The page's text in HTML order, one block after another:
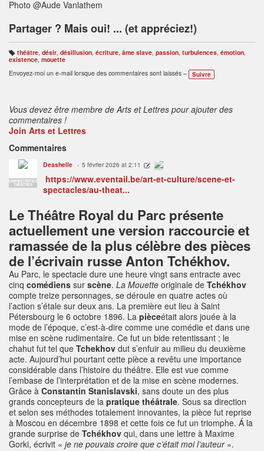
Photo @Aude Vanlathem
Partager ? Mais oui! ... (et appréciez!)
B
ali
s
e
théâtre, désir, désillusion, écriture, âme slave, passion, turbulences, émotion,
existence, mouette
Envoyez-moi un e-mail lorsque des commentaires sont laissés –
Suivre
Vous devez être membre de Arts et Lettres pour ajouter des
commentaires !
Join Arts et Lettres
Commentaires
ADMINISTRATEUR
THÉÂTRES
Deashelle 5 février 2026 at 2:11 ADMINISTRATEUR
THÉÂTRES
https://www.eventail.be/art-et-culture/scene-et-
spectacles/au-theat...
Le Théâtre Royal du Parc présente
actuellement une version raccourcie et
ramassée de la plus célèbre des pièces
de l’écrivain russe Anton Tchékhov.
Au Parc, le spectacle dure une heure vingt sans entracte avec
cinq comédiens sur scène. La Mouette originale de Tchékhov
compte treize personnages, se déroule en quatre actes où
l’action s’étale sur deux ans. La première eut lieu à Saint
Pétersbourg le 6 octobre 1896. La pièceétait alors jouée à la
mode de l’époque, c’est-à-dire comme une comédie et dans une
mise en scène rudimentaire. Ce fut un bide retentissant ; le
chahut fut tel que Tchekhov dut s’enfuir au milieu du deuxième
acte. Aujourd’hui pourtant cette pièce a revêtu une importance
considérable dans l’histoire du théâtre. Elle est vue comme
l’embase de l’interprétation et de la mise en scène modernes.
Grâce à Constantin Stanislavski, sans doute un des plus
grands concepteurs de la pratique théâtrale. Sous sa direction
et selon ses méthodes totalement innovantes, la pièce fut reprise
à Moscou en décembre 1898 et cette fois ce fut un triomphe. Á la
grande surprise de Tchékhov qui, dans une lettre à Maxime
Gorki, écrivit « je ne pouvais croire que c’était moi l’auteur».